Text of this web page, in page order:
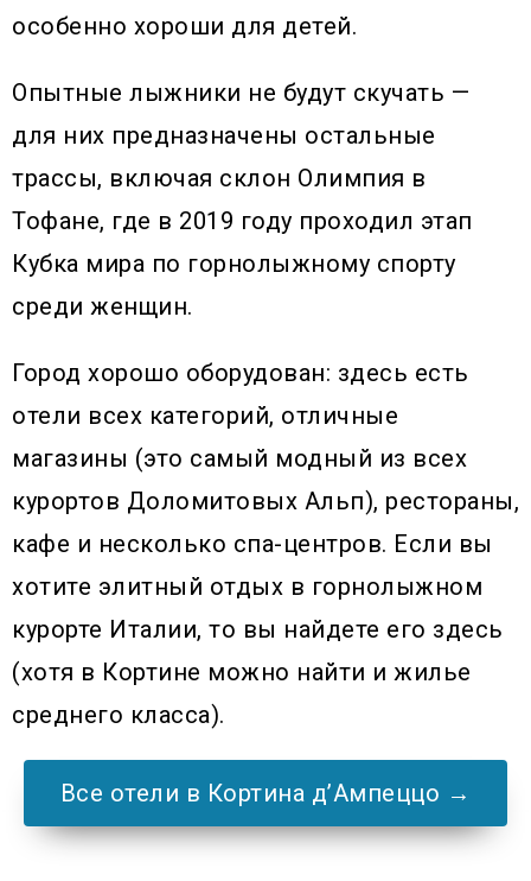
особенно хороши для детей.
Опытные лыжники не будут скучать —
для них предназначены остальные
трассы, включая склон Олимпия в
Тофане, где в 2019 году проходил этап
Кубка мира по горнолыжному спорту
среди женщин.
Город хорошо оборудован: здесь есть
отели всех категорий, отличные
магазины (это самый модный из всех
курортов Доломитовых Альп), рестораны,
кафе и несколько спа-центров. Если вы
хотите элитный отдых в горнолыжном
курорте Италии, то вы найдете его здесь
(хотя в Кортине можно найти и жилье
среднего класса).
Все отели в Кортина д’Ампеццо →